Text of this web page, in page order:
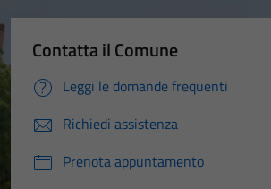
Contatta il Comune
Leggi le domande frequenti
Richiedi assistenza
Prenota appuntamento